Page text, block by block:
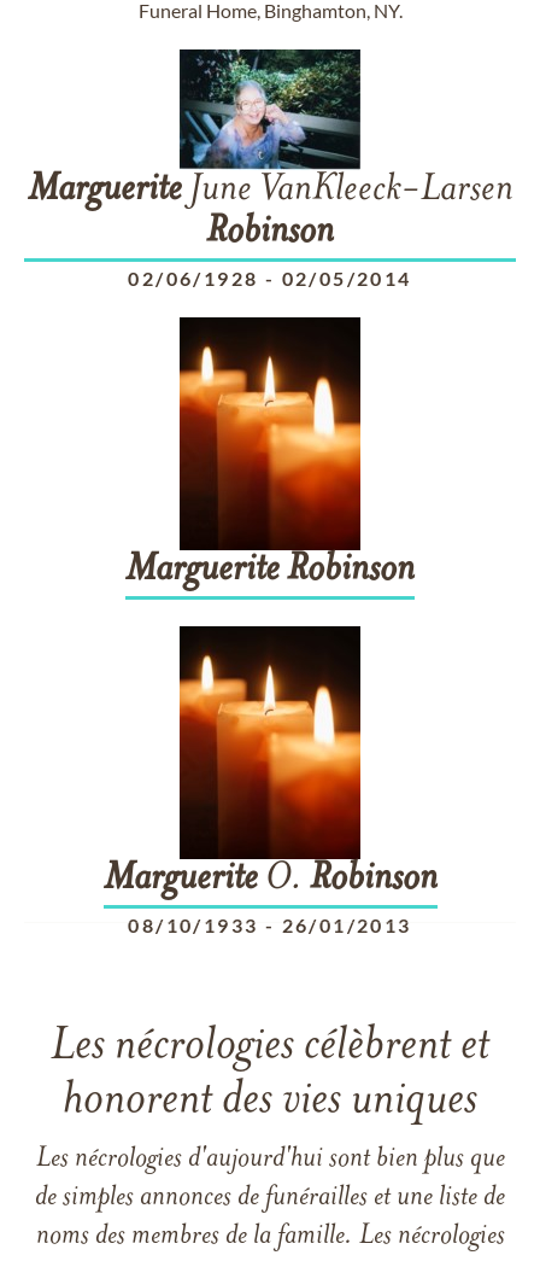
Funeral Home, Binghamton, NY.
MargueriteJune VanKleeck-Larsen
Robinson
02/06/1928 - 02/05/2014
MargueriteRobinson
MargueriteO. Robinson
08/10/1933 - 26/01/2013
Les nécrologies célèbrent et
honorent des vies uniques
Les nécrologies d'aujourd'hui sont bien plus que
de simples annonces de funérailles et une liste de
noms des membres de la famille. Les nécrologies